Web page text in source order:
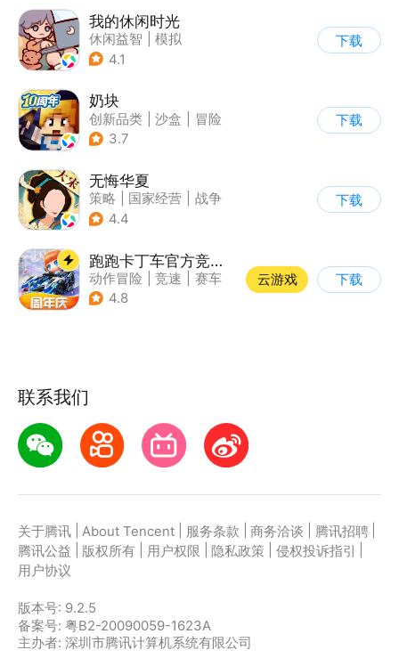
我的休闲时光
休闲益智
模拟
4.1
下载
奶块
创新品类 沙盒
冒险
| 开放世界
3.7
下载
无悔华夏
策略 国家经营
战争
| 中国风
4.4
下载
跑跑卡丁车官方竞速版
动作冒险 竞速
赛车
| 跑跑卡丁车
4.8
云游戏 下载
联系我们
关于腾讯 About Tencent 服务条款 商务洽谈 腾讯招聘
腾讯公益
版权所有 用户权限 隐私政策 侵权投诉指引
用户协议
版本号: 9.2.5
备案号: 粤B2-20090059-1623A
主办者: 深圳市腾讯计算机系统有限公司